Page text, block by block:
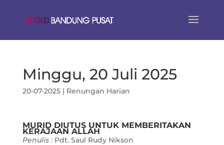
Minggu, 20 Juli 2025
20-07-2025| Renungan Harian
MURID DIUTUS UNTUK MEMBERITAKAN
KERAJAAN ALLAH
Penulis : Pdt. Saul Rudy Nikson